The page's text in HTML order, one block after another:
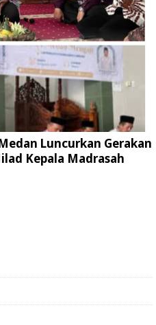
Luncurkan Gerakan
Kepala Madrasah